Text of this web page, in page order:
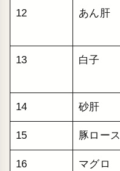
12 あん肝
13 白子
14 砂肝
15 豚ロース
16 マグロ